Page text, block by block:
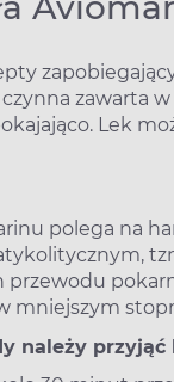
czynna zawarta
Lek
polega na
mniejszym
należy przyjąć